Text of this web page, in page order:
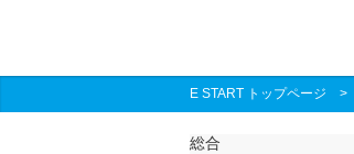
E START トップページ >
総合